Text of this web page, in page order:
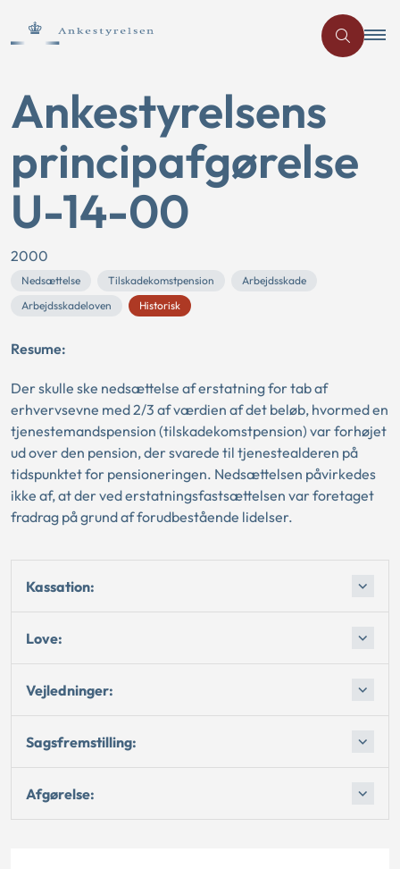
Ankestyrelsens
principafgørelse
U-14-00
2000
Nedsættelse Tilskadekomstpension
Arbejdsskade
Arbejdsskadeloven
Historisk
Resume:
Der skulle ske nedsættelse af erstatning for tab af
erhvervsevne med 2/3 af værdien af det beløb, hvormed en
tjenestemandspension (tilskadekomstpension) var forhøjet
ud over den pension, der svarede til tjenestealderen på
tidspunktet for pensioneringen. Nedsættelsen påvirkedes
ikke af, at der ved erstatningsfastsættelsen var foretaget
fradrag på grund af forudbestående lidelser.
Kassation:
Love:
Vejledninger:
Sagsfremstilling:
Afgørelse: